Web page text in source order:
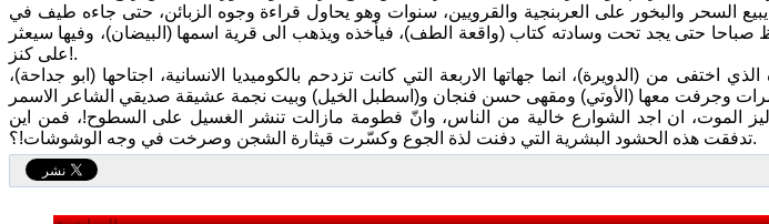
السحر والبخور على العربنجية والقرويين، سنوات وهو يحاول قراءة وجوه الزبائن، حتى جاءه طيف في
صباحا حتى يجد تحت وسادته كتاب (واقعة الطف)، فيأخذه ويذهب الى قرية اسمها (البيضان)، وفيها سيعثر
على كنز!.
من (الدويرة)، انما جهاتها الاربعة التي كانت تزدحم بالكوميديا الانسانية، اجتاحها (ابو جداحة)،
الموت، ان اجد الشوارع خالية من الناس، وانّ فطومة مازالت تنشر الغسيل على السطوح!، فمن اين
تدفقت هذه الحشود البشرية التي دفنت لذة الجوع وكسّرت قيثارة الشجن وصرخت في وجه الوشوشات!؟.